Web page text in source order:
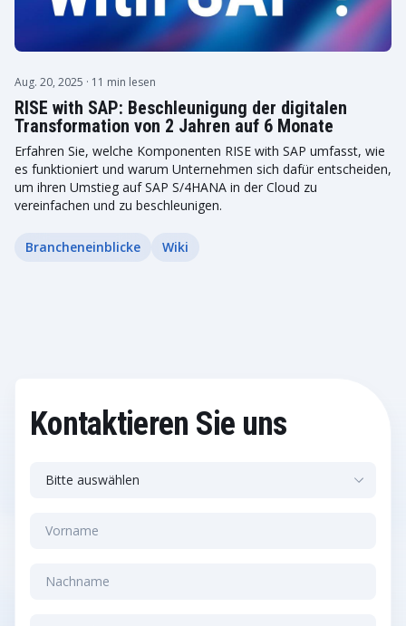
Aug. 20, 2025 · 11 min lesen
RISE with SAP: Beschleunigung der digitalen
Transformation von 2 Jahren auf 6 Monate
Erfahren Sie, welche Komponenten RISE with SAP umfasst, wie
es funktioniert und warum Unternehmen sich dafür entscheiden,
um ihren Umstieg auf SAP S/4HANA in der Cloud zu
vereinfachen und zu beschleunigen.
Brancheneinblicke Wiki
Kontaktieren Sie uns